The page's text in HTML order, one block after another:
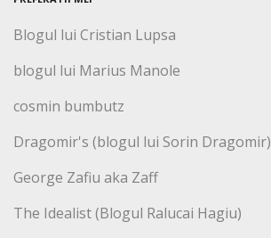
Blogul lui Cristian Lupsa
blogul lui Marius Manole
cosmin bumbutz
Dragomir's (blogul lui Sorin Dragomir)
George Zafiu aka Zaff
The Idealist (Blogul Ralucai Hagiu)